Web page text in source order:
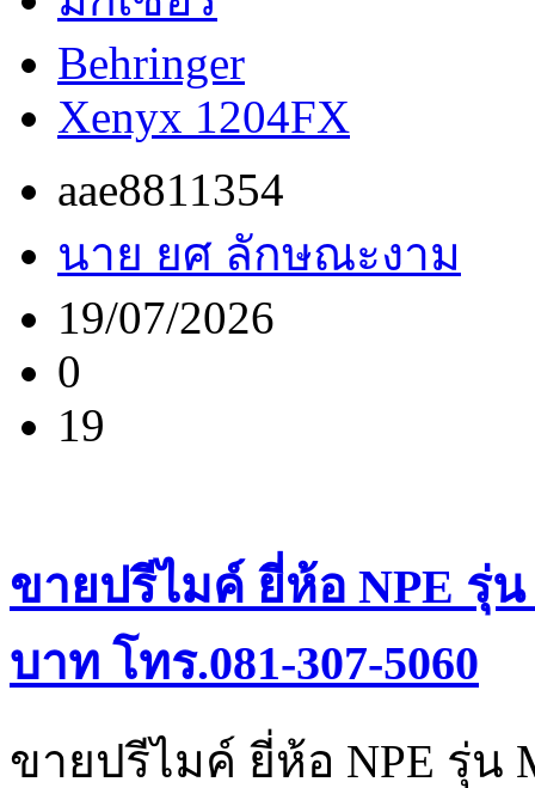
Behringer
Xenyx 1204FX
aae8811354
นาย ยศ ลักษณะงาม
19/07/2026
0
19
ขายปรีไมค์ ยี่ห้อ NPE รุ่น
บาท โทร.081-307-5060
ขายปรีไมค์ ยี่ห้อ NPE รุ่น